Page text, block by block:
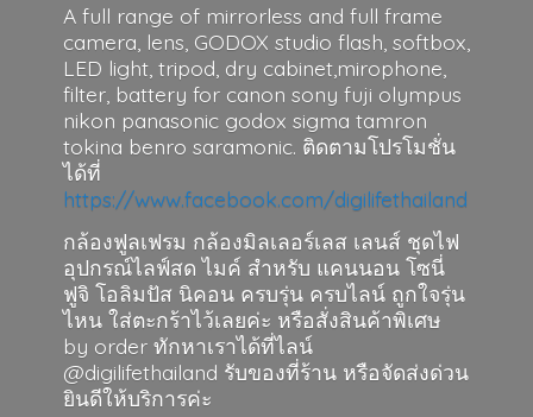
A full range of mirrorless and full frame
camera, lens, GODOX studio flash, softbox,
LED light, tripod, dry cabinet,mirophone,
filter, battery for canon sony fuji olympus
nikon panasonic godox sigma tamron
tokina benro saramonic. ติดตามโปรโมชั่น
ได้ที่
https://www.facebook.com/digilifethailand
กล้องฟูลเฟรม กล้องมิลเลอร์เลส เลนส์ ชุดไฟ
อุปกรณ์ไลฟ์สด ไมค์ สำหรับ แคนนอน โซนี่
ฟูจิ โอลิมปัส นิคอน ครบรุ่น ครบไลน์ ถูกใจรุ่น
ไหน ใส่ตะกร้าไว้เลยค่ะ หรือสั่งสินค้าพิเศษ
by order ทักหาเราได้ที่ไลน์
@digilifethailand รับของที่ร้าน หรือจัดส่งด่วน
ยินดีให้บริการค่ะ